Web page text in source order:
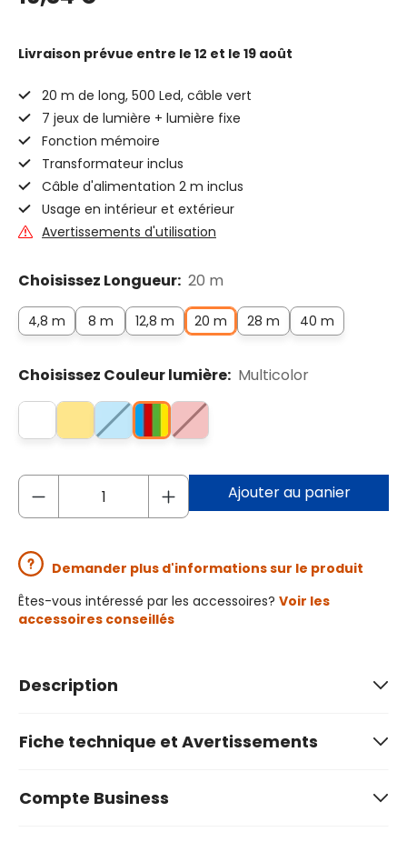
Livraison prévue entre le 12 et le 19 août
20 m de long, 500 Led, câble vert
7 jeux de lumière + lumière fixe
Fonction mémoire
Transformateur inclus
Câble d'alimentation 2 m inclus
Usage en intérieur et extérieur
Avertissements d'utilisation
Choisissez Longueur: 20 m
4,8 m 8 m 12,8 m 20 m 28 m 40 m
Choisissez Couleur lumière: Multicolor
Ajouter au panier
Demander plus d'informations sur le produit
Êtes-vous intéressé par les accessoires? Voir les
accessoires conseillés
Description
Fiche technique et Avertissements
Compte Business